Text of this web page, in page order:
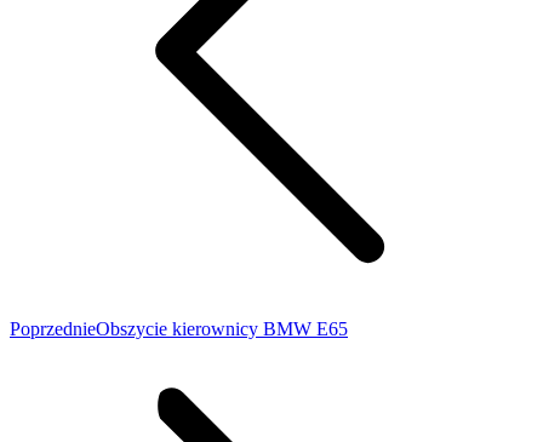
PoprzedniePoprzedni
Obszycie kierownicy BMW E65